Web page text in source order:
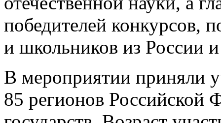
победителей конкурсов,
и школьников из России
В мероприятии приняли
85 регионов Российской